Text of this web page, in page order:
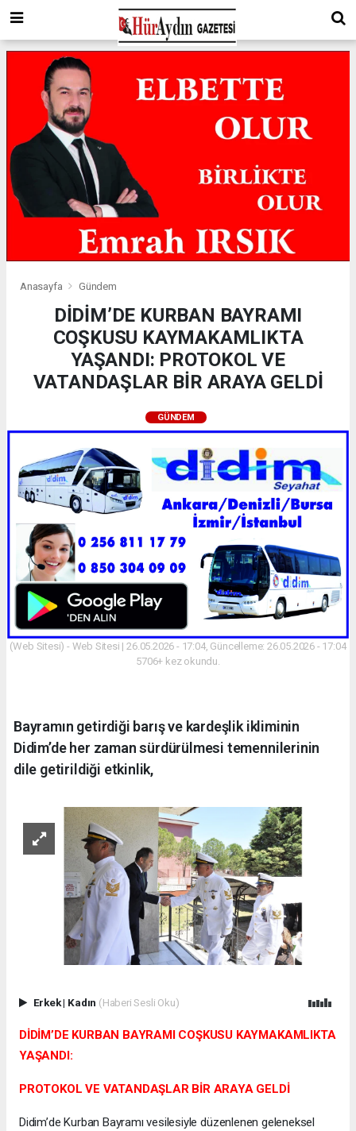
Anasayfa Gündem
DİDİM’DE KURBAN BAYRAMI
COŞKUSU KAYMAKAMLIKTA
YAŞANDI: PROTOKOL VE
VATANDAŞLAR BİR ARAYA GELDİ
GÜNDEM
(Web Sitesi) - Web Sitesi | 26.05.2026 - 17:04, Güncelleme: 26.05.2026 - 17:04
5706+ kez okundu.
Bayramın getirdiği barış ve kardeşlik ikliminin
Didim’de her zaman sürdürülmesi temennilerinin
dile getirildiği etkinlik,
Erkek| Kadın (Haberi Sesli Oku)
​DİDİM’DE KURBAN BAYRAMI COŞKUSU KAYMAKAMLIKTA
YAŞANDI:
PROTOKOL VE VATANDAŞLAR BİR ARAYA GELDİ
​Didim’de Kurban Bayramı vesilesiyle düzenlenen geleneksel